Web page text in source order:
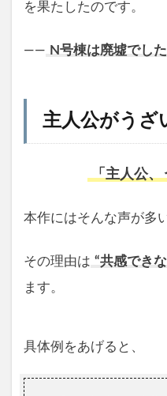
を果たしたのです。
―― N号棟は廃墟でした
主人公がうざ
「主人公、
本作にはそんな声が多
その理由は “共感でき
ます。
具体例をあげると、